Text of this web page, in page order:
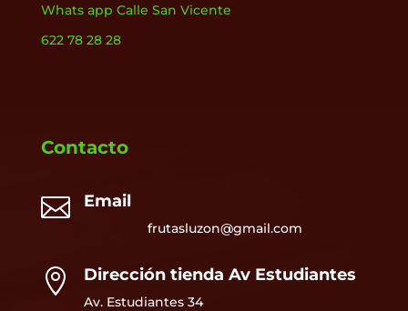
Whats app Calle San Vicente
622 78 28 28
Contacto
 Email
frutasluzon@gmail.com
 Dirección tienda Av Estudiantes
Av. Estudiantes 34